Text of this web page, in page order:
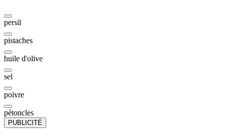
persil
pistaches
huile d'olive
sel
poivre
pétoncles
PUBLICITÉ